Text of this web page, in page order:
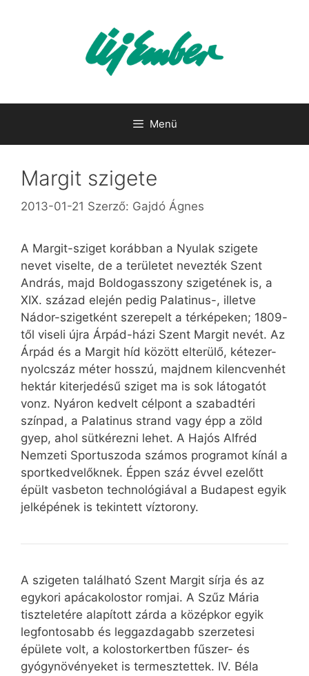
Menü
Margit szigete
2013-01-21 Szerző: Gajdó Ágnes
A Margit-sziget korábban a Nyulak szigete
nevet viselte, de a területet nevezték Szent
András, majd Boldogasszony szigetének is, a
XIX. század elején pedig Palatinus-, illetve
Nádor-szigetként szerepelt a térképeken; 1809-
től viseli újra Árpád-házi Szent Margit nevét. Az
Árpád és a Margit híd között elterülő, kétezer-
nyolcszáz méter hosszú, majdnem kilencvenhét
hektár kiterjedésű sziget ma is sok látogatót
vonz. Nyáron kedvelt célpont a szabadtéri
színpad, a Palatinus strand vagy épp a zöld
gyep, ahol sütkérezni lehet. A Hajós Alfréd
Nemzeti Sportuszoda számos programot kínál a
sportkedvelőknek. Éppen száz évvel ezelőtt
épült vasbeton technológiával a Budapest egyik
jelképének is tekintett víztorony.
A szigeten található Szent Margit sírja és az
egykori apácakolostor romjai. A Szűz Mária
tiszteletére alapított zárda a középkor egyik
legfontosabb és leggazdagabb szerzetesi
épülete volt, a kolostorkertben fűszer- és
gyógynövényeket is termesztettek. IV. Béla